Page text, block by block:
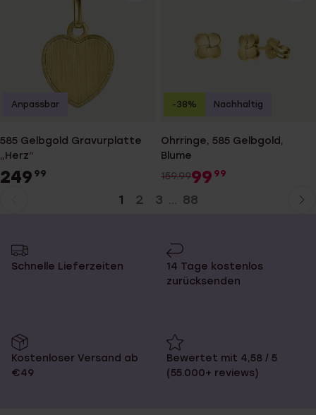
585 Gelbgold Gravurplatte
„Herz“
249 99
Anpassbar
Ohrringe, 585 Gelbgold,
Blume
159.9999 99
-38% Nachhaltig
1 2 3 88
Schnelle Lieferzeiten
14 Tage kostenlos
zurücksenden
Kostenloser Versand ab
€49
Bewertet mit 4,58 / 5
(55.000+ reviews)